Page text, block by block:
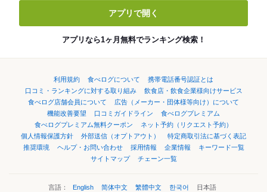
アプリで開く
アプリなら1ヶ月無料でランキング検索！
利用規約 食べログについて
携帯電話番号認証とは
口コミ・ランキングに対する取り組み
飲食店・飲食企業様向けサービス
食べログ店舗会員について
広告（メーカー・団体様等向け）について
機能改善要望
口コミガイドライン
食べログプレミアム
食べログプレミアム無料クーポン
ネット予約（リクエスト予約）
個人情報保護方針
外部送信（オプトアウト）
特定商取引法に基づく表記
推奨環境
ヘルプ・お問い合わせ 採用情報 企業情報
キーワード一覧
サイトマップ
チェーン一覧
言語： English 简体中文 繁體中文 한국어 日本語